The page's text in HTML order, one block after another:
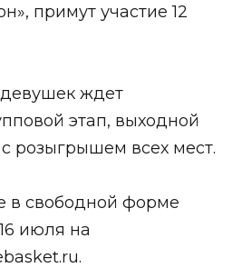
примут участие 12
ждет
этап, выходной
розыгрышем всех мест.
в свободной форме
июля на
.